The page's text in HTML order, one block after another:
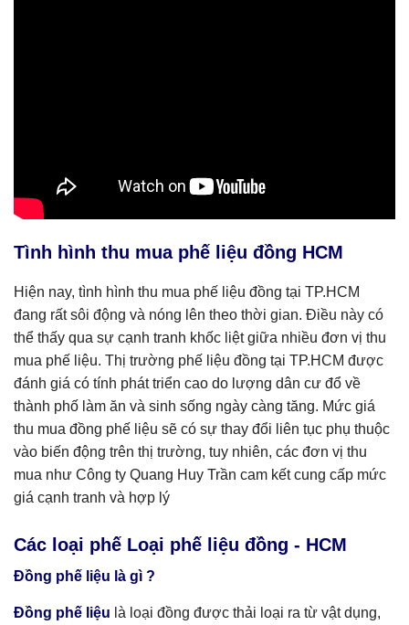
Tình hình thu mua phế liệu đồng HCM
Hiện nay, tình hình thu mua phế liệu đồng tại TP.HCM
đang rất sôi động và nóng lên theo thời gian. Điều này có
thể thấy qua sự cạnh tranh khốc liệt giữa nhiều đơn vị thu
mua phế liệu. Thị trường phế liệu đồng tại TP.HCM được
đánh giá có tính phát triển cao do lượng dân cư đổ về
thành phố làm ăn và sinh sống ngày càng tăng. Mức giá
thu mua đồng phế liệu sẽ có sự thay đổi liên tục phụ thuộc
vào biến động trên thị trường, tuy nhiên, các đơn vị thu
mua như Công ty Quang Huy Trần cam kết cung cấp mức
giá cạnh tranh và hợp lý
Các loại phế Loại phế liệu đồng - HCM
Đồng phế liệu là gì ?
Đồng phế liệu là loại đồng được thải loại ra từ vật dụng,